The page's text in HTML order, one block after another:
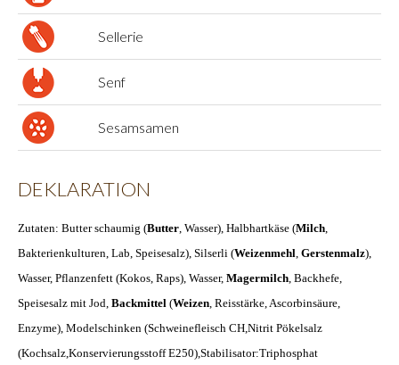
Sellerie
Senf
Sesamsamen
DEKLARATION
Zutaten: Butter schaumig (Butter, Wasser), Halbhartkäse (Milch,
Bakterienkulturen, Lab, Speisesalz), Silserli (Weizenmehl, Gerstenmalz),
Wasser, Pflanzenfett (Kokos, Raps), Wasser, Magermilch, Backhefe,
Speisesalz mit Jod, Backmittel (Weizen, Reisstärke, Ascorbinsäure,
Enzyme), Modelschinken (Schweinefleisch CH,Nitrit Pökelsalz
(Kochsalz,Konservierungsstoff E250),Stabilisator:Triphosphat